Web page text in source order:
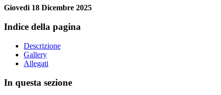
Giovedi 18 Dicembre 2025
Indice della pagina
Descrizione
Gallery
Allegati
In questa sezione